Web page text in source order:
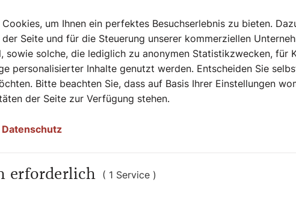
Er
Werbung
um Ihnen ein perfektes Besuchserlebnis zu bieten.
Seite und für die Steuerung unserer kommerziellen
sowie solche, die lediglich zu anonymen Statistikzwecken, für
personalisierter Inhalte genutzt werden. Entscheiden Sie
Bitte beachten Sie, dass auf Basis Ihrer Einstellungen
der Seite zur Verfügung stehen.
Datenschutz
erforderlich ( 1 Service )